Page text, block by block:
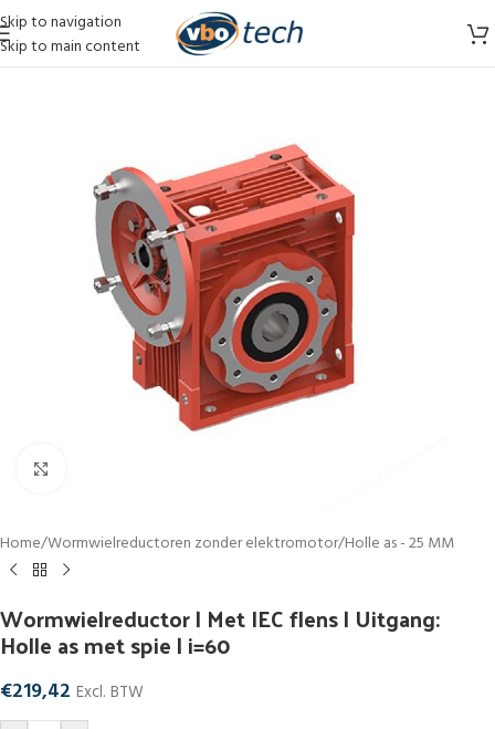
Skip to navigation
Skip to main content
Home/Wormwielreductoren zonder elektromotor/Holle as - 25 MM
Wormwielreductor | Met IEC flens | Uitgang:
Holle as met spie | i=60
€219,42 Excl. BTW